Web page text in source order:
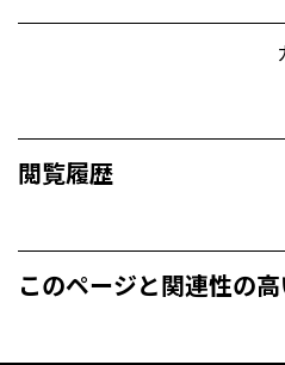
閲覧履歴
このページと関連性の